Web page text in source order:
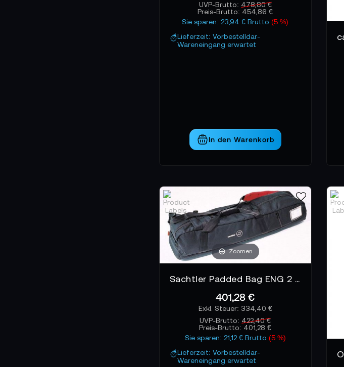
UVP-Brutto: 478,80 €
Preis-Brutto: 454,86 €
Sie sparen: 23,94 € Brutto(5 %)
Lieferzeit: Vorbestelldar-
Wareneingang erwartet
In den Warenkorb
Zoomen
Sachtler Padded Bag ENG 2 - Polstertasche
401,28 €
334,40 €
UVP-Brutto: 422,40 €
Preis-Brutto: 401,28 €
Sie sparen: 21,12 € Brutto (5 %)
Lieferzeit: Vorbestelldar-
Wareneingang erwartet